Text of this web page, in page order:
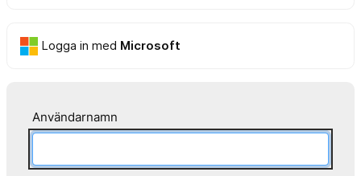
Logga in med Microsoft
Användarnamn